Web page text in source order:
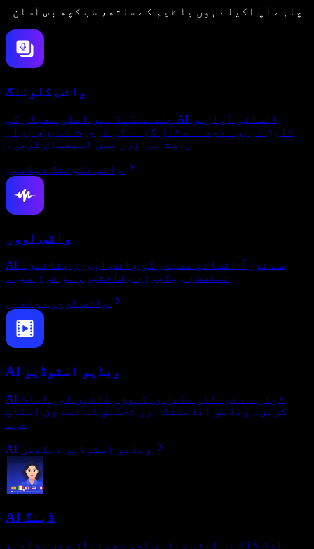
چاہے آپ اکیلے ہوں یا ٹیم کے ساتھ، سب کچھ بس آسان۔
وائس کلوننگ
چند سیکنڈ میں اعلیٰ معیار کی AI انسانی آوازیں
کلون کریں۔ کچھ انسٹال کرنے کی ضرورت نہیں، براہِ
راست براؤزر میں استعمال کریں۔
وائس کلوننگ دیکھیں
وائس اوور
AI سے فوراً انسانی معیار کی وائس اوورز بنائیں۔
ٹیکسٹ، ویڈیوز، وضاحتیں، ہر طرز میں۔
وائس اوور دیکھیں
AI ویڈیو اسٹوڈیو
AI ٹولز سے خودکار مکمل ویڈیوز بنائیں اور ایڈٹ
کریں۔ ویڈیو ایڈیٹنگ اور تخلیق کے لیے ون اسٹاپ
حل۔
AI ویڈیو اسٹوڈیو دیکھیں
AI ڈبنگ
ایک کلک پر اپنی ویڈیو کسی بھی زبان میں بدلیں،